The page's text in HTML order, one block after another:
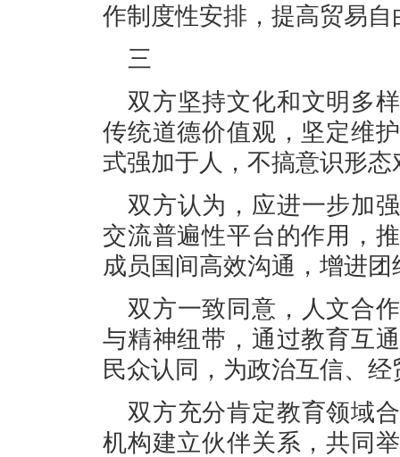
作制度性安排，提高贸易
三
双方坚持文化和文明多
传统道德价值观，坚定维
式强加于人，不搞意识形态
双方认为，应进一步加
交流普遍性平台的作用，
成员国间高效沟通，增进团
双方一致同意，人文合
与精神纽带，通过教育互
民众认同，为政治互信、
双方充分肯定教育领域
机构建立伙伴关系，共同